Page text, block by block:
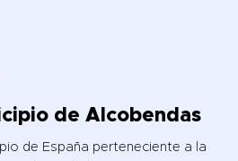
de Alcobendas
de España perteneciente a la